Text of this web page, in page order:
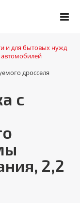
и для бытовых нужд
дросселя
с
2,2